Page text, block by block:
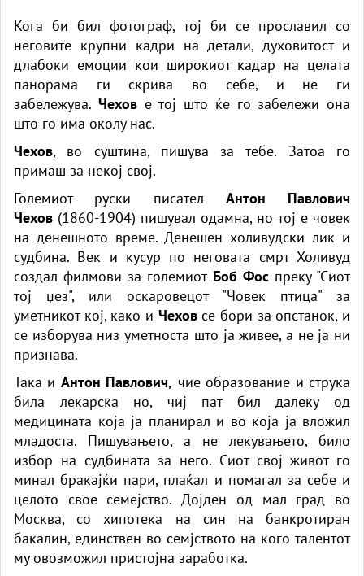
Кога би бил фотограф, тој би се прославил со
неговите крупни кадри на детали, духовитост и
длабоки емоции кои широкиот кадар на целата
панорама ги скрива во себе, и не ги
забележува. Чехове тој што ќе го забележи она
што го има околу нас.
Чехов, во суштина, пишува за тебе. Затоа го
примаш за некој свој.
Големиот руски писател Антон Павлович
Чехов (1860-1904) пишувал одамна, но тој е човек
на денешното време. Денешен холивудски лик и
судбина. Век и кусур по неговата смрт Холивуд
создал филмови за големиот Боб Фоспреку "Сиот
тој џез", или оскаровецот "Човек птица" за
уметникот кој, како и Чеховсе бори за опстанок, и
се изборува низ уметноста што ја живее, а не ја ни
признава.
Така и Антон Павлович, чие образование и струка
била лекарска но, чиј пат бил далеку од
медицината која ја планирал и во која ја вложил
младоста. Пишувањето, а не лекувањето, било
избор на судбината за него. Сиот свој живот го
минал бракајќи пари, плаќал и помагал за себе и
целото свое семејство. Дојден од мал град во
Москва, со хипотека на син на банкротиран
бакалин, единствен во семјството на кого талентот
му овозможил пристојна заработка.